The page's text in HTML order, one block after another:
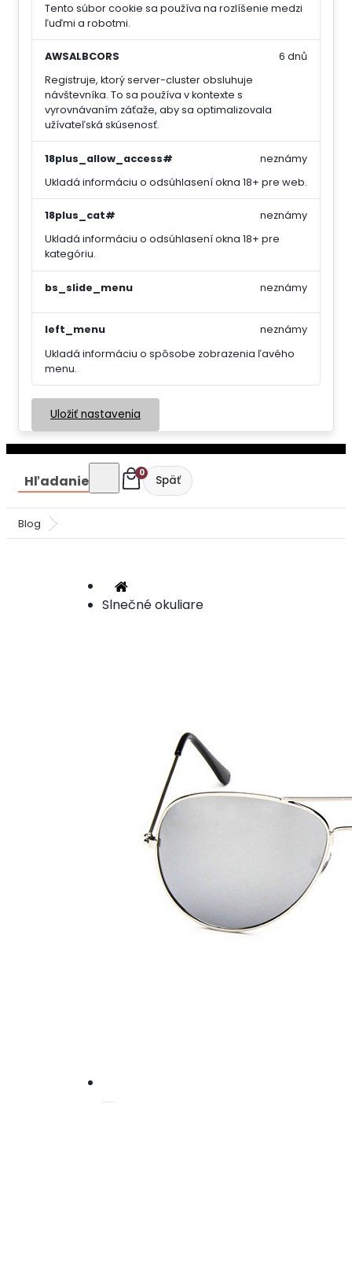
Tento súbor cookie sa používa na rozlíšenie medzi
ľuďmi a robotmi.
AWSALBCORS
Registruje, ktorý server-cluster obsluhuje
návštevníka. To sa používa v kontexte s
vyrovnávaním záťaže, aby sa optimalizovala
užívateľská skúsenosť.
6 dnů
18plus_allow_access#
Ukladá informáciu o odsúhlasení okna 18+ pre web.
neznámy
18plus_cat#
Ukladá informáciu o odsúhlasení okna 18+ pre
kategóriu.
neznámy
bs_slide_menu neznámy
left_menu
Ukladá informáciu o spôsobe zobrazenia ľavého
menu.
neznámy
Uložiť nastavenia
Hľadanie 0
Blog
Slnečné okuliare